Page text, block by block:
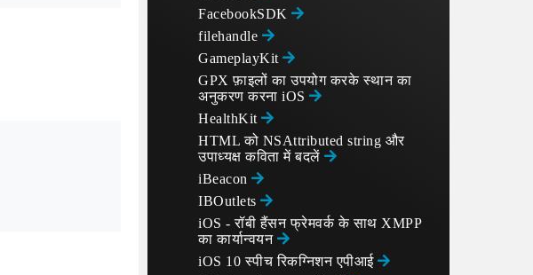
FacebookSDK
filehandle
GameplayKit
GPX फ़ाइलों का उपयोग करके स्थान का
अनुकरण करना iOS
HealthKit
HTML को NSAttributed string और
उपाध्यक्ष कविता में बदलें
iBeacon
IBOutlets
iOS - रॉबी हैंसन फ्रेमवर्क के साथ XMPP
का कार्यान्वयन
iOS 10 स्पीच रिकग्निशन एपीआई